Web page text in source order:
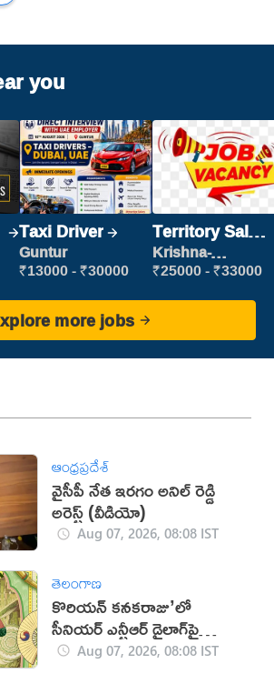
you
Taxi Driver
Guntur
₹13000 - ₹30000
Territory Sales
Manager
Krishna-
vijayawada
₹25000 - ₹33000
more jobs
ఆంధ్రప్రదేశ్
వైసీపీ నేత ఇరగం అనిల్ రెడ్డి
అరెస్ట్ (వీడియో)
Aug 07, 2026, 08:08 IST
తెలంగాణ
కొరియన్ కనకరాజు’లో
సీనియర్ ఎన్టీఆర్ డైలాగ్‌పై
వివాదం!
Aug 07, 2026, 08:08 IST